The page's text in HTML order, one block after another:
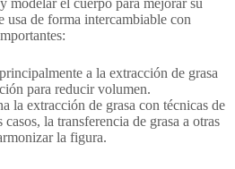
usa de forma intercambiable con
a la extracción de grasa
para reducir volumen.
la extracción de grasa con técnicas de
la transferencia de grasa a otras
la figura.